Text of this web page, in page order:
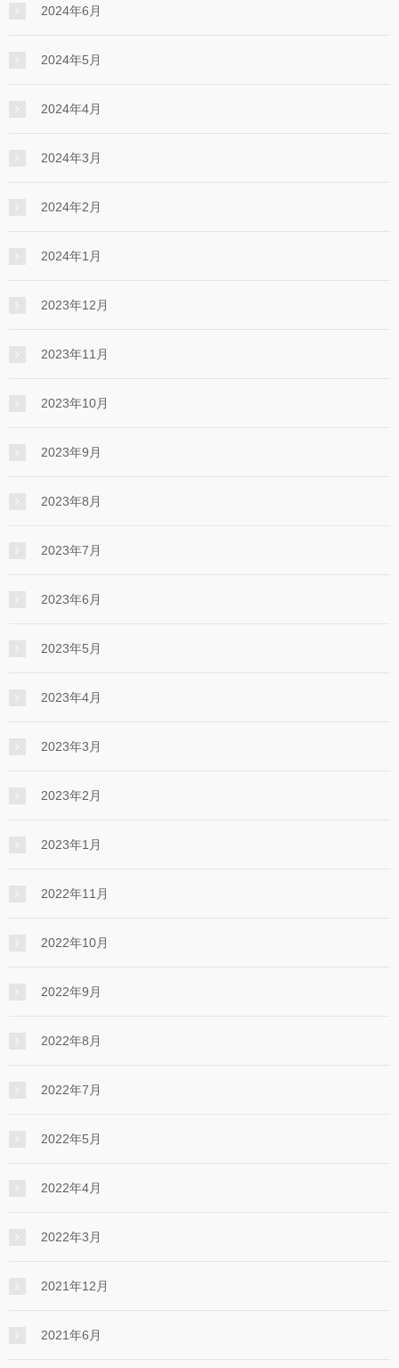
2024年6月
2024年5月
2024年4月
2024年3月
2024年2月
2024年1月
2023年12月
2023年11月
2023年10月
2023年9月
2023年8月
2023年7月
2023年6月
2023年5月
2023年4月
2023年3月
2023年2月
2023年1月
2022年11月
2022年10月
2022年9月
2022年8月
2022年7月
2022年5月
2022年4月
2022年3月
2021年12月
2021年6月